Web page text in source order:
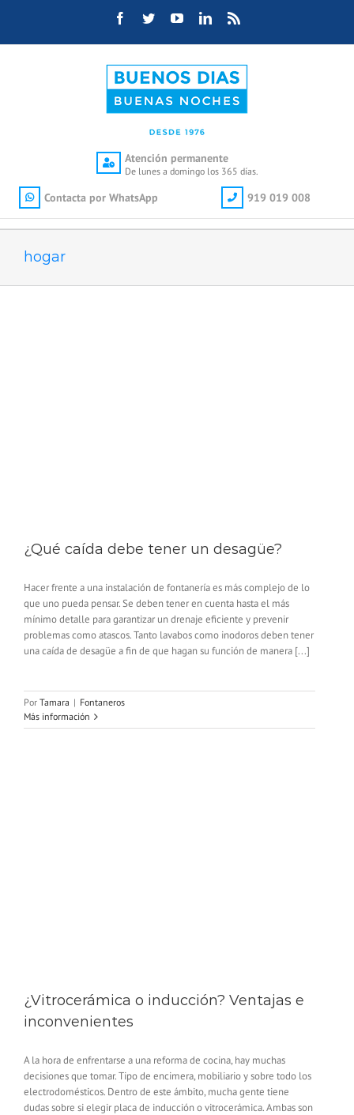
Facebook
TwitterYouTubeLinkedIn
Atención permanente
De lunes a domingo los 365 días.
Contacta por WhatsApp 919 019 008
hogar
¿Qué caída debe tener un desagüe?
Hacer frente a una instalación de fontanería es más complejo de lo
que uno pueda pensar. Se deben tener en cuenta hasta el más
mínimo detalle para garantizar un drenaje eficiente y prevenir
problemas como atascos. Tanto lavabos como inodoros deben tener
una caída de desagüe a fin de que hagan su función de manera [...]
Por Tamara | Fontaneros
Más información
¿Vitrocerámica o inducción? Ventajas e
inconvenientes
A la hora de enfrentarse a una reforma de cocina, hay muchas
decisiones que tomar. Tipo de encimera, mobiliario y sobre todo los
electrodomésticos. Dentro de este ámbito, mucha gente tiene
dudas sobre si elegir placa de inducción o vitrocerámica. Ambas son